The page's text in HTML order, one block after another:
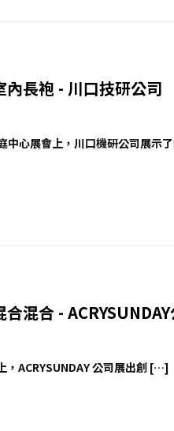
長袍 - 川口技研公司
中心展會上，川口機研公司展示
混合 -
，ACRYSUNDAY 公司展出創 […]